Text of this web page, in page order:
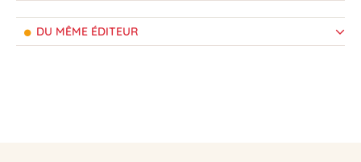
DU MÊME ÉDITEUR